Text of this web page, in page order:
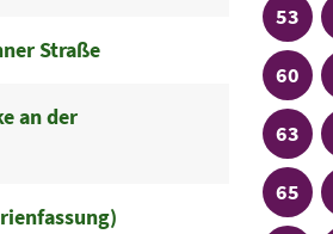
Linie
53
Linie
60
Linie
63
Linie
65
Straße
an der